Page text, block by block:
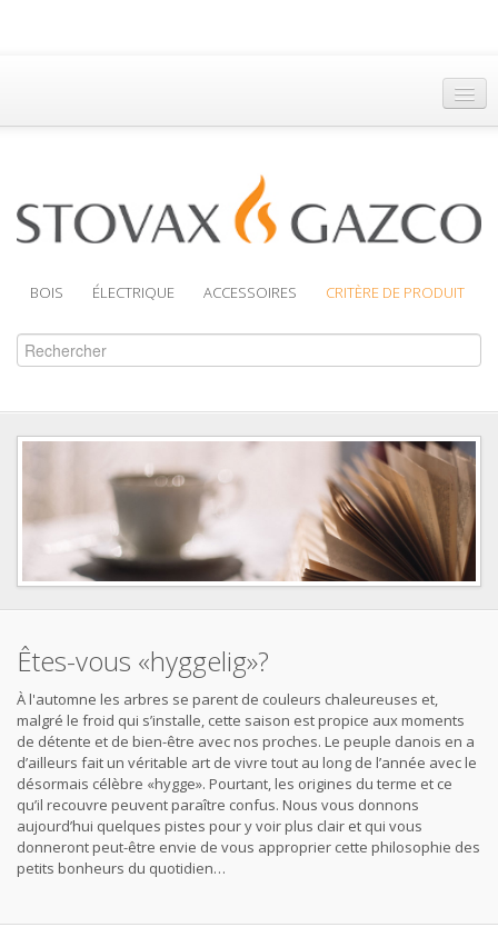
Accueil
Brochures
BOIS ÉLECTRIQUE ACCESSOIRES CRITÈRE DE PRODUIT
Êtes-vous «hyggelig»?
À l'automne les arbres se parent de couleurs chaleureuses et,
malgré le froid qui s’installe, cette saison est propice aux moments
de détente et de bien-être avec nos proches. Le peuple danois en a
d’ailleurs fait un véritable art de vivre tout au long de l’année avec le
désormais célèbre «hygge». Pourtant, les origines du terme et ce
qu’il recouvre peuvent paraître confus. Nous vous donnons
aujourd’hui quelques pistes pour y voir plus clair et qui vous
donneront peut-être envie de vous approprier cette philosophie des
petits bonheurs du quotidien…